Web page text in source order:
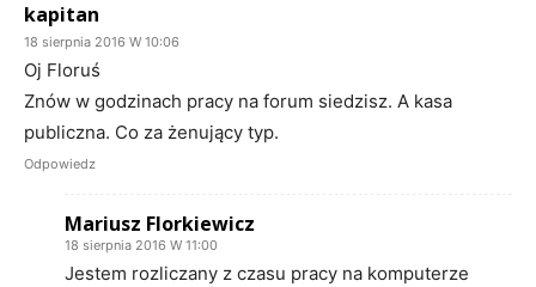
kapitan
18 sierpnia 2016 W 10:06
Oj Floruś
Znów w godzinach pracy na forum siedzisz. A kasa
publiczna. Co za żenujący typ.
Odpowiedz
Mariusz Florkiewicz
18 sierpnia 2016 W 11:00
Jestem rozliczany z czasu pracy na komputerze